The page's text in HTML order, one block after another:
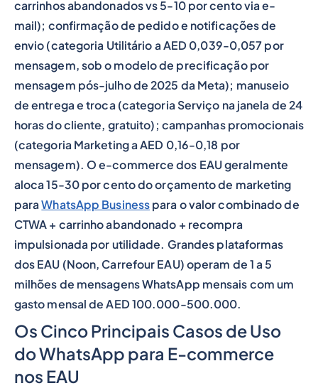
carrinhos abandonados vs 5-10 por cento via e-
mail); confirmação de pedido e notificações de
envio (categoria Utilitário a AED 0,039-0,057 por
mensagem, sob o modelo de precificação por
mensagem pós-julho de 2025 da Meta); manuseio
de entrega e troca (categoria Serviço na janela de 24
horas do cliente, gratuito); campanhas promocionais
(categoria Marketing a AED 0,16-0,18 por
mensagem). O e-commerce dos EAU geralmente
aloca 15-30 por cento do orçamento de marketing
paraWhatsApp Business para o valor combinado de
CTWA + carrinho abandonado + recompra
impulsionada por utilidade. Grandes plataformas
dos EAU (Noon, Carrefour EAU) operam de 1 a 5
milhões de mensagens WhatsApp mensais com um
gasto mensal de AED 100.000-500.000.
Os Cinco Principais Casos de Uso
do WhatsApp para E-commerce
nos EAU